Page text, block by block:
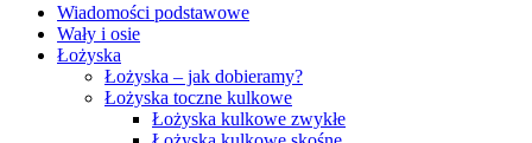
Wiadomości podstawowe
Wały i osie
Łożyska
Łożyska – jak dobieramy?
Łożyska toczne kulkowe
Łożyska kulkowe zwykłe